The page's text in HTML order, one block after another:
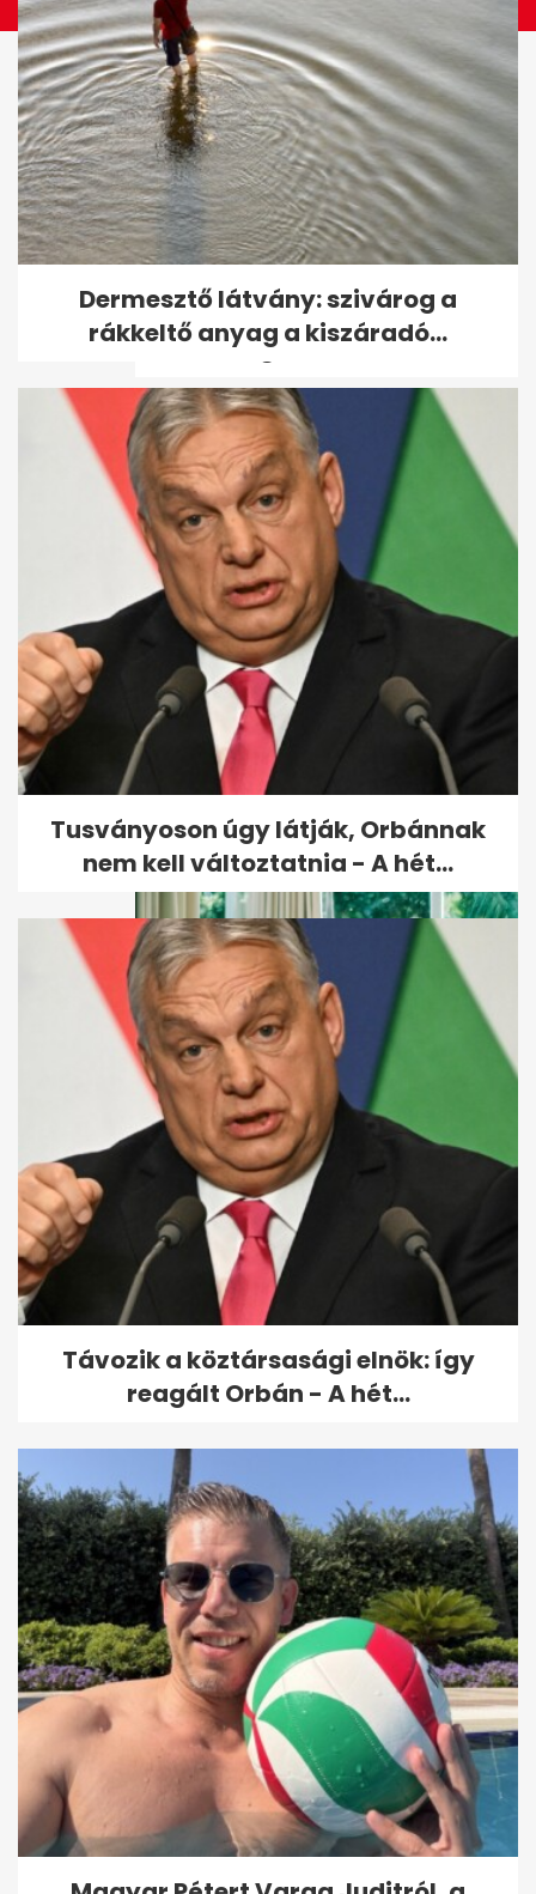
Szentendrén továbbra is
kritikus a vízhelyzet, a
honvédség...
Robbanóanyaggal felszerelt
drónt fogtak el a lipcsei
reptéren
Éva azt hitte, a szerelem már
nem neki való – de egy nyári...
Dermesztő látvány: szivárog a
rákkeltő anyag a kiszáradó...
Tusványoson úgy látják, Orbánnak
nem kell változtatnia - A hét...
Távozik a köztársasági elnök: így
reagált Orbán - A hét...